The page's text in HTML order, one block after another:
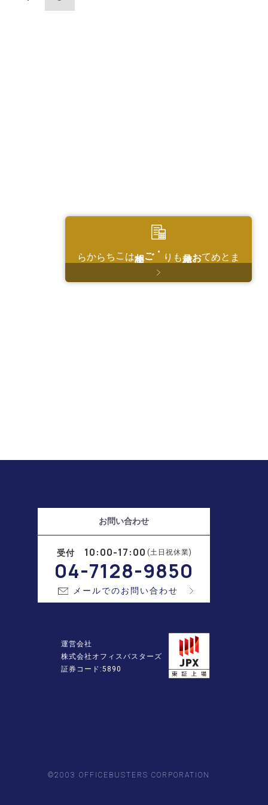
まとめて
もり
はこちらから
お問い合わせ
受付 10:00-17:00 (土日祝休業)
04-7128-9850
メールでのお問い合わせ
運営会社
株式会社オフィスバスターズ
証券コード:5890
©2003 OFFICEBUSTERS CORPORATION